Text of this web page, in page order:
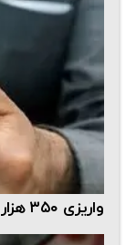
واریزی ۳۵۰ هزار تومانی برای یارانه‌بگیران فردا ۱۷ تیرماه